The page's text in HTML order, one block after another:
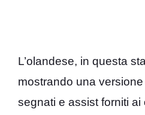
L’olandese, in questa
mostrando una
segnati e assist forniti